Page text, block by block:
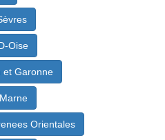
Oise
et Garonne
Orientales